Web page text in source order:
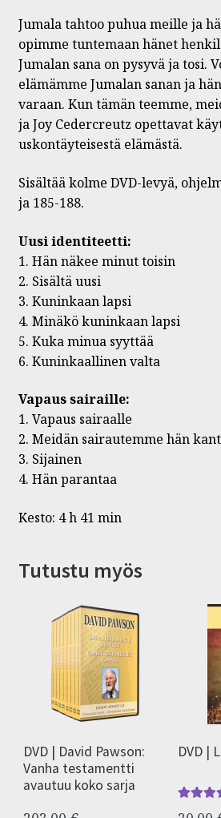
Jumala tahtoo puhua meille ja
opimme tuntemaan hänet
Jumalan sana on pysyvä ja tosi.
elämämme Jumalan sanan ja
varaan. Kun tämän teemme,
ja Joy Cedercreutz opettavat
uskontäyteisestä elämästä.
Sisältää kolme DVD-levyä,
ja 185-188.
Uusi identiteetti:
1. Hän näkee minut toisin
2. Sisältä uusi
3. Kuninkaan lapsi
4. Minäkö kuninkaan lapsi
5. Kuka minua syyttää
6. Kuninkaallinen valta
Vapaus sairaille:
1. Vapaus sairaalle
2. Meidän sairautemme hän
3. Sijainen
4. Hän parantaa
Kesto: 4 h 41 min
Tutustu myös
DVD | David Pawson:
Vanha testamentti
avautuu koko sarja
DVD |